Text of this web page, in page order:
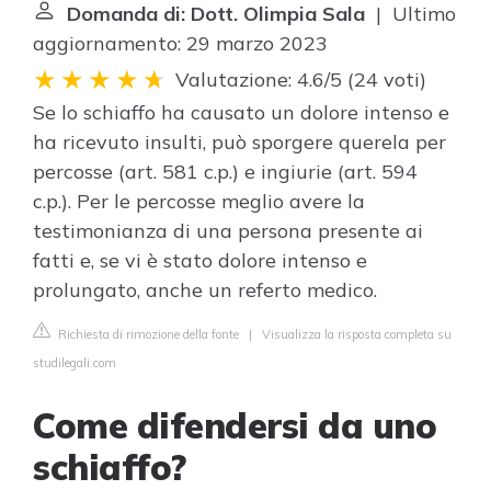
Domanda di: Dott. Olimpia Sala | Ultimo
aggiornamento: 29 marzo 2023
Valutazione: 4.6/5 (24 voti)
Se lo schiaffo ha causato un dolore intenso e
ha ricevuto insulti, può sporgere querela per
percosse (art. 581 c.p.) e ingiurie (art. 594
c.p.). Per le percosse meglio avere la
testimonianza di una persona presente ai
fatti e, se vi è stato dolore intenso e
prolungato, anche un referto medico.
Richiesta di rimozione della fonte | Visualizza la risposta completa su
studilegali.com
Come difendersi da uno
schiaffo?